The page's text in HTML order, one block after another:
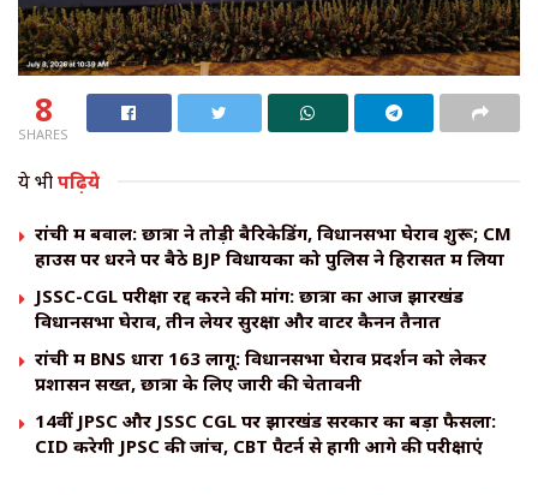
8
SHARES
ये भीपढ़िये
रांची में बवाल: छात्रों ने तोड़ी बैरिकेडिंग, विधानसभा घेराव शुरू; CM
हाउस पर धरने पर बैठे BJP विधायकों को पुलिस ने हिरासत में लिया
JSSC-CGL परीक्षा रद्द करने की मांग: छात्रों का आज झारखंड
विधानसभा घेराव, तीन लेयर सुरक्षा और वाटर कैनन तैनात
रांची में BNS धारा 163 लागू: विधानसभा घेराव प्रदर्शन को लेकर
प्रशासन सख्त, छात्रों के लिए जारी की चेतावनी
14वीं JPSC और JSSC CGL पर झारखंड सरकार का बड़ा फैसला:
CID करेगी JPSC की जांच, CBT पैटर्न से होंगी आगे की परीक्षाएं